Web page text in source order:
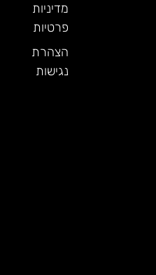
מדיניות
פרטיות
הצהרת
נגישות